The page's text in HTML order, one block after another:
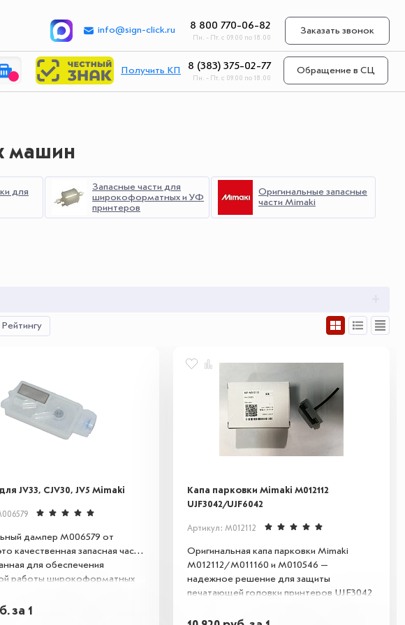
info@sign-click.ru 8 800 770-06-82
Пн. - Пт. с 09.00 по 18.00
Заказать звонок
Получить КП 8 (383) 375-02-77
Пн. - Пт. с 09.00 по 18.00
Обращение в СЦ
машин
для
Запасные части для
широкоформатных и УФ
принтеров
Оригинальные запасные
части Mimaki
Рейтингу
JV33, CJV30, JV5 Mimaki
дампер M006579 от
качественная запасная часть,
для обеспечения
работы широкоформатных
для фильтрации
за 1
Капа парковки Mimaki M012112
UJF3042/UJF6042
Артикул: M012112
Оригинальная капа парковки Mimaki
M012112/M011160 и M010546 —
надежное решение для защиты
печатающей головки принтеров UJF3042
предотвращает засыхание чернил,